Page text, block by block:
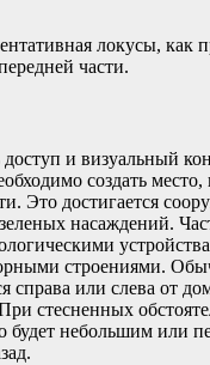
локусы, как
части.
и визуальный
создать место,
Это достигается
насаждений.
строениями.
справа или слева от
стесненных
будет небольшим или